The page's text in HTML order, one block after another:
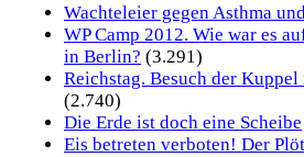
Wachteleier gegen Asthma
WP Camp 2012. Wie war es
in Berlin? (3.291)
Reichstag. Besuch der
(2.740)
Die Erde ist doch eine Scheibe
Eis betreten verboten! Der